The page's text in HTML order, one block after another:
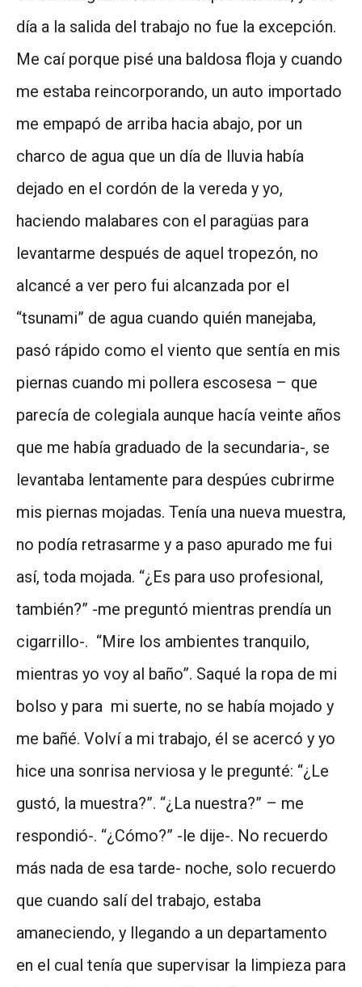
día a la salida del trabajo no fue la excepción.
Me caí porque pisé una baldosa floja y cuando
me estaba reincorporando, un auto importado
me empapó de arriba hacia abajo, por un
charco de agua que un día de lluvia había
dejado en el cordón de la vereda y yo,
haciendo malabares con el paragüas para
levantarme después de aquel tropezón, no
alcancé a ver pero fui alcanzada por el
“tsunami” de agua cuando quién manejaba,
pasó rápido como el viento que sentía en mis
piernas cuando mi pollera escosesa – que
parecía de colegiala aunque hacía veinte años
que me había graduado de la secundaria-, se
levantaba lentamente para despúes cubrirme
mis piernas mojadas. Tenía una nueva muestra,
no podía retrasarme y a paso apurado me fui
así, toda mojada. “¿Es para uso profesional,
también?” -me preguntó mientras prendía un
cigarrillo-. “Mire los ambientes tranquilo,
mientras yo voy al baño”. Saqué la ropa de mi
bolso y para mi suerte, no se había mojado y
me bañé. Volví a mi trabajo, él se acercó y yo
hice una sonrisa nerviosa y le pregunté: “¿Le
gustó, la muestra?”. “¿La nuestra?” – me
respondió-. “¿Cómo?” -le dije-. No recuerdo
más nada de esa tarde- noche, solo recuerdo
que cuando salí del trabajo, estaba
amaneciendo, y llegando a un departamento
en el cual tenía que supervisar la limpieza para